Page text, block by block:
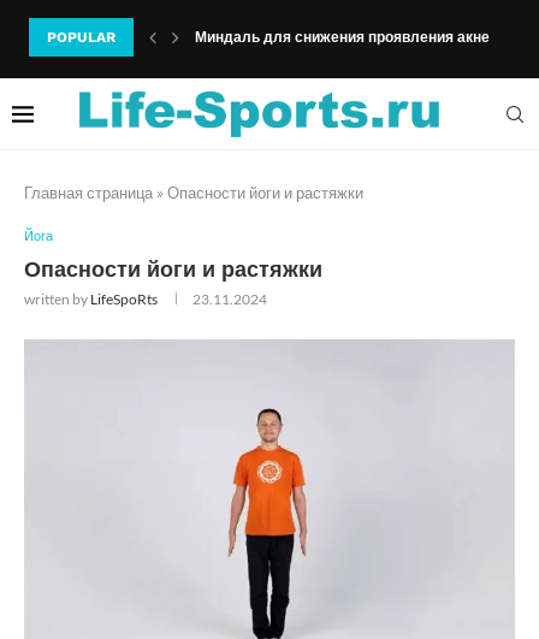
POPULAR Миндаль для снижения проявления акне
Главная страница » Опасности йоги и растяжки
Йога
Опасности йоги и растяжки
written by LifeSpoRts 23.11.2024